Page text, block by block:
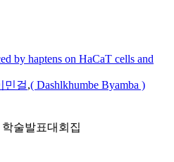
by haptens on HaCaT cells and
민걸,( Dashlkhumbe Byamba )
술발표대회집